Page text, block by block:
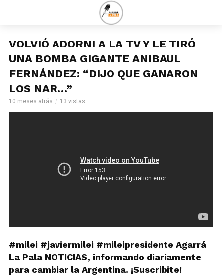
VOLVIÓ ADORNI A LA TV Y LE TIRÓ
UNA BOMBA GIGANTE ANIBAUL
FERNÁNDEZ: “DIJO QUE GANARON
LOS NAR…”
10 meses atrás 13 vistas
#milei #javiermilei #mileipresidente Agarrá
La Pala NOTICIAS, informando diariamente
para cambiar la Argentina. ¡Suscribite!